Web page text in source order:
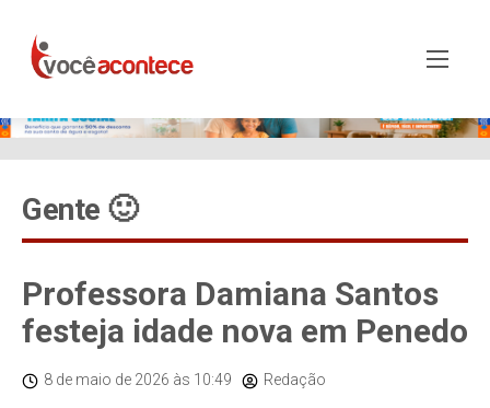
Gente 🙂
Professora Damiana Santos
festeja idade nova em Penedo
8 de maio de 2026 às 10:49 Redação